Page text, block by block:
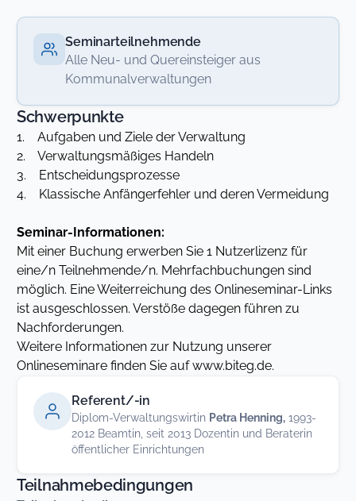
Seminarteilnehmende
Alle Neu- und Quereinsteiger aus
Kommunalverwaltungen
Schwerpunkte
1. Aufgaben und Ziele der Verwaltung
2. Verwaltungsmäßiges Handeln
3. Entscheidungsprozesse
4. Klassische Anfängerfehler und deren Vermeidung
Seminar-Informationen:
Mit einer Buchung erwerben Sie 1 Nutzerlizenz für
eine/n Teilnehmende/n. Mehrfachbuchungen sind
möglich. Eine Weiterreichung des Onlineseminar-Links
ist ausgeschlossen. Verstöße dagegen führen zu
Nachforderungen.
Weitere Informationen zur Nutzung unserer
Onlineseminare finden Sie auf www.biteg.de.
Referent/-in
Diplom-Verwaltungswirtin Petra Henning, 1993-
2012 Beamtin, seit 2013 Dozentin und Beraterin
öffentlicher Einrichtungen
Teilnahmebedingungen